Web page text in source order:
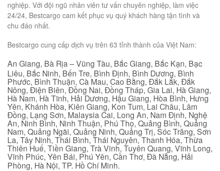
nghiệp. Với đội ngũ nhân viên tư vấn chuyên nghiệp, làm việc
24/24, Bestcargo cam kết phục vụ quý khách hàng tận tình và
chu đáo nhất.
Bestcargo cung cấp dịch vụ trên 63 tỉnh thành của Việt Nam:
An Giang, Bà Rịa – Vũng Tàu, Bắc Giang, Bắc Kạn, Bạc
Liêu, Bắc Ninh, Bến Tre, Bình Định, Bình Dương, Bình
Phước, Bình Thuận, Cà Mau, Cao Bằng, Đắk Lắk, Đắk
Nông, Điện Biên, Đồng Nai, Đồng Tháp, Gia Lai, Hà Giang,
Hà Nam, Hà Tĩnh, Hải Dương, Hậu Giang, Hòa Bình, Hưng
Yên, Khánh Hòa, Kiên Giang, Kon Tum, Lai Châu, Lâm
Đồng, Lạng Sơn, Malaysia Cai, Long An, Nam Định, Nghệ
An, Ninh Bình, Ninh Thuận, Phú Thọ, Quảng Bình, Quảng
Nam, Quảng Ngãi, Quảng Ninh, Quảng Trị, Sóc Trăng, Sơn
La, Tây Ninh, Thái Bình, Thái Nguyên, Thanh Hóa, Thừa
Thiên Huế, Tiền Giang, Trà Vinh, Tuyên Quang, Vĩnh Long,
Vĩnh Phúc, Yên Bái, Phú Yên, Cần Thơ, Đà Nẵng, Hải
Phòng, Hà Nội, TP. Hồ Chí Minh.